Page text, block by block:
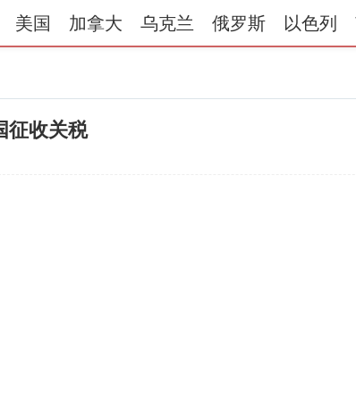
美国 加拿大 乌克兰 俄罗斯 以色列
征收关税